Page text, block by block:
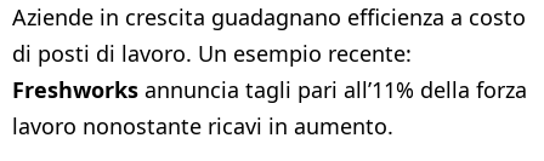
Aziende in crescita guadagnano efficienza a costo
di posti di lavoro. Un esempio recente:
Freshworks annuncia tagli pari all’11% della forza
lavoro nonostante ricavi in aumento.